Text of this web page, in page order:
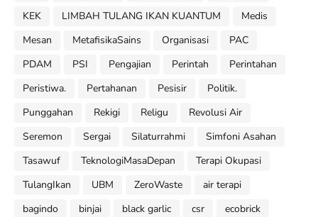
KEK
LIMBAH TULANG IKAN KUANTUM
Medis
Mesan
MetafisikaSains Organisasi
PAC
PDAM
PSI Pengajian Perintah
Perintahan
Peristiwa.
Pertahanan Pesisir
Politik.
Punggahan
Rekigi Religu
Revolusi Air
Seremon
Sergai Silaturrahmi
Simfoni Asahan
Tasawuf
TeknologiMasaDepan
Terapi Okupasi
TulangIkan
UBM ZeroWaste
air terapi
bagindo
binjai black garlic csr
ecobrick